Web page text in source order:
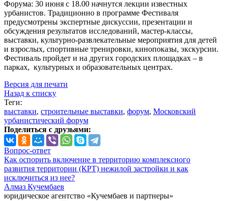
Форума: 30 июня с 18.00 начнутся лекции известных
урбанистов. Традиционно в программе Фестиваля
предусмотрены экспертные дискуссии, презентации и
обсуждения результатов исследований, мастер-классы,
выставки, культурно-развлекательные мероприятия для детей
и взрослых, спортивные тренировки, кинопоказы, экскурсии.
Фестиваль пройдет и на других городских площадках – в
парках, культурных и образовательных центрах.
Версия для печати
Назад к списку
Теги:
выставки, строительные выставки, форум, Московский
урбанистический форум
Поделиться с друзьями:
Вопрос-ответ
Как оспорить включение в территорию комплексного
развития территории (КРТ) нежилой застройки и как
исключиться из нее?
Алмаз Кучембаев
юридическое агентство «Кучембаев и партнеры»